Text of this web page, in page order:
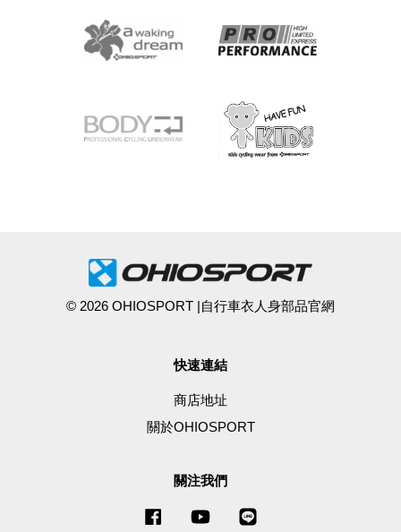
© 2026 OHIOSPORT |自行車衣人身部品官網
快速連結
商店地址
關於OHIOSPORT
關注我們
Facebook YouTube